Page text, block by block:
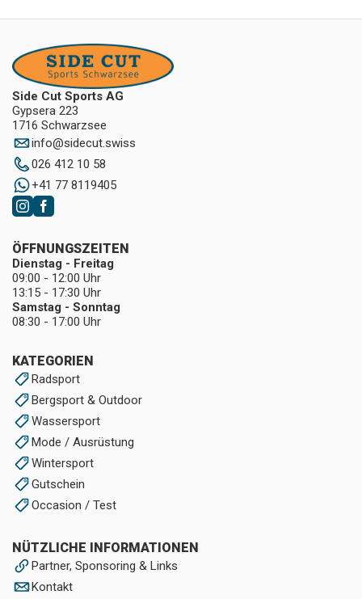
Side Cut Sports AG
Gypsera 223
1716 Schwarzsee
info@sidecut.swiss
026 412 10 58
+41 77 8119405
KATEGORIEN
Radsport
Bergsport & Outdoor
Wassersport
Mode / Ausrüstung
Wintersport
Gutschein
Occasion / Test
NÜTZLICHE INFORMATIONEN
Partner, Sponsoring & Links
Kontakt
ÖFFNUNGSZEITEN
Dienstag - Freitag
09:00 - 12:00 Uhr
13:15 - 17:30 Uhr
Samstag - Sonntag
08:30 - 17:00 Uhr